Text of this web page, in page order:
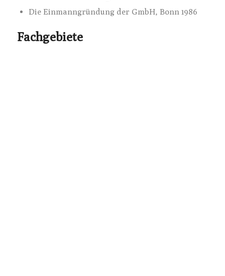
Die Einmanngründung der GmbH, Bonn 1986
Fachgebiete